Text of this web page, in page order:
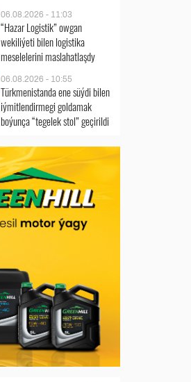
06.08.2026 - 11:03
“Hazar Logistik” owgan
wekiliýeti bilen logistika
meselelerini maslahatlaşdy
06.08.2026 - 10:55
Türkmenistanda ene süýdi bilen
iýmitlendirmegi goldamak
boýunça “tegelek stol” geçirildi